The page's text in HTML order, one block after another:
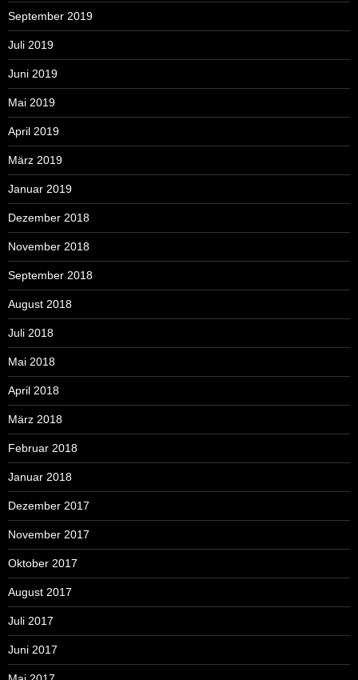
September 2019
Juli 2019
Juni 2019
Mai 2019
April 2019
März 2019
Januar 2019
Dezember 2018
November 2018
September 2018
August 2018
Juli 2018
Mai 2018
April 2018
März 2018
Februar 2018
Januar 2018
Dezember 2017
November 2017
Oktober 2017
August 2017
Juli 2017
Juni 2017